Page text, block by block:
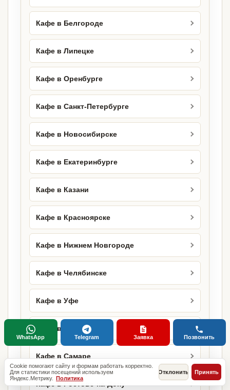
Кафе в Белгороде
Кафе в Липецке
Кафе в Оренбурге
Кафе в Санкт-Петербурге
Кафе в Новосибирске
Кафе в Екатеринбурге
Кафе в Казани
Кафе в Красноярске
Кафе в Нижнем Новгороде
Кафе в Челябинске
Кафе в Уфе
Кафе в Краснодаре
Кафе в Самаре
Кафе в Ростове-на-Дону
Cookie помогают сайту и формам работать корректно.
Для статистики посещений используем
Яндекс.Метрику. Политика
Отклонить Принять
WhatsApp Telegram Заявка Позвонить